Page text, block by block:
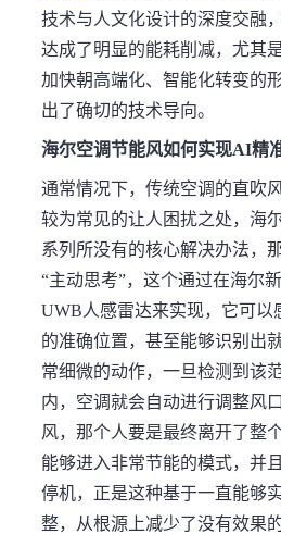
技术与人文化设计的深度交融
达成了明显的能耗削减，尤其
加快朝高端化、智能化转变的
出了确切的技术导向。
海尔空调节能风如何实现AI精
通常情况下，传统空调的直吹
较为常见的让人困扰之处，海
系列所没有的核心解决办法，
“主动思考”，这个通过在海尔
UWB人感雷达来实现，它可以
的准确位置，甚至能够识别出
常细微的动作，一旦检测到该
内，空调就会自动进行调整风
风，那个人要是最终离开了整
能够进入非常节能的模式，并
停机，正是这种基于一直能够
整，从根源上减少了没有效果